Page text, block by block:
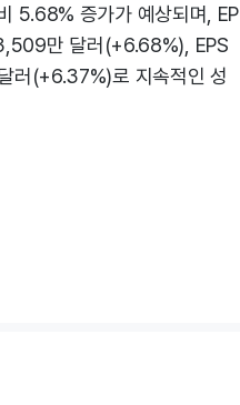
5.68% 증가가 예상되며, EP
만 달러(+6.68%), EPS
러(+6.37%)로 지속적인 성